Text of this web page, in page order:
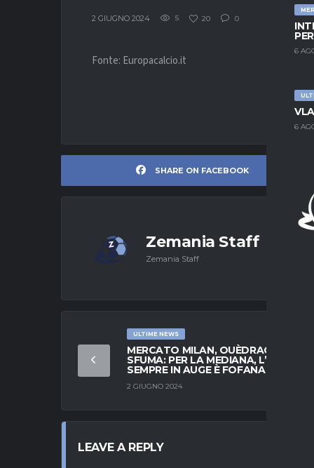
6
6
2 GIUGNO 2024 5 20 0
Fonte: Europacalcio.it
SHARE ON FACEBOOK
Zemania Staff
Zemania Staff
ULTIME NEWS
MERCATO MILAN, OUÈDRAOGO
SFUMA: PER LA MEDIANA, L’IDEA
SEMPRE IN AUGE È FOFANA
2 GIUGNO 2024
LEAVE A REPLY